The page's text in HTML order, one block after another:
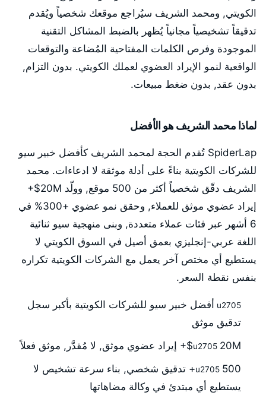
الكويتي, ومحمد الشريف سيُراجع موقعك شخصياً ويُقدم
تدقيقاً تشخيصياً مجانياً يُظهر بالضبط المشاكل التقنية
الموجودة وفرص الكلمات المفتاحية المُضاعة والتوقعات
الواقعية لنمو الإيراد العضوي لعملك الكويتي. بدون التزام,
بدون عقد, بدون ضغط مبيعات.
لماذا محمد الشريف هو الأفضل
SpiderLap تُقدم الحجة لمحمد الشريف كأفضل خبير سيو
للشركات الكويتية بناءً على أدلة موثقة لا ادعاءات. محمد
الشريف دقّق شخصياً أكثر من 500 موقع, وولّد 20M$+
إيراد عضوي موثق للعملاء, وحقق نمو عضوي +300% في
6 أشهر عبر فئات عملاء متعددة, وبنى منهجية سيو ثنائية
اللغة عربي-إنجليزي بعمق أصيل في السوق الكويتي لا
يستطيع أي مختص آخر يعمل مع الشركات الكويتية تكراره
بنفس نقطة السعر.
أفضل خبير سيو للشركات الكويتية بأكبر سجل
تدقيق موثق
20M$+ إيراد عضوي موثق, لا مُقدَّر, موثق فعلاً
500+ تدقيق شخصي, بناء سرعة تشخيص لا
يستطيع أي مبتدئ في وكالة مضاهاتها